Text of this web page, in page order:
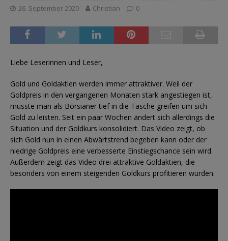
26. September 2020 Christian 0
Liebe Leserinnen und Leser,
Gold und Goldaktien werden immer attraktiver. Weil der
Goldpreis in den vergangenen Monaten stark angestiegen ist,
musste man als Börsianer tief in die Tasche greifen um sich
Gold zu leisten. Seit ein paar Wochen ändert sich allerdings die
Situation und der Goldkurs konsolidiert. Das Video zeigt, ob
sich Gold nun in einen Abwärtstrend begeben kann oder der
niedrige Goldpreis eine verbesserte Einstiegschance sein wird.
Außerdem zeigt das Video drei attraktive Goldaktien, die
besonders von einem steigenden Goldkurs profitieren würden.